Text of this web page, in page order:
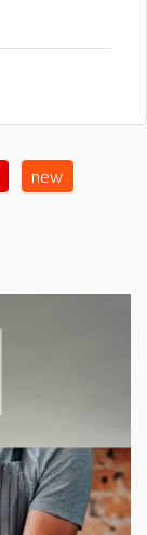
new